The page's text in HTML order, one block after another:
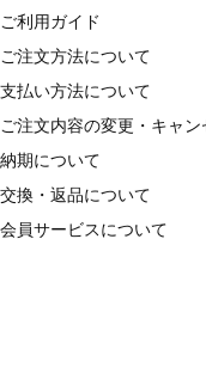
ご利用ガイド
ご注文方法について
支払い方法について
ご注文内容の変更・キャ
納期について
交換・返品について
会員サービスについて